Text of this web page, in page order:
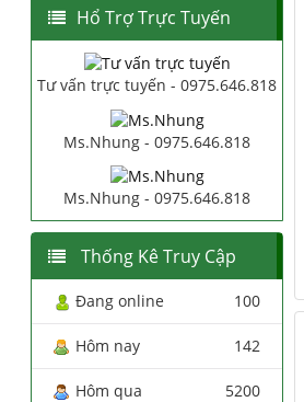
Hổ Trợ Trực Tuyến
Tư vấn trực tuyến - 0975.646.818
Ms.Nhung - 0975.646.818
Ms.Nhung - 0975.646.818
Thống Kê Truy Cập
Đang online 100
Hôm nay 142
Hôm qua 5200